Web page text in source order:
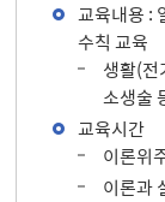
교육내용 :
수칙 교육
생활(전
소생술
교육시간
이론위
이론과